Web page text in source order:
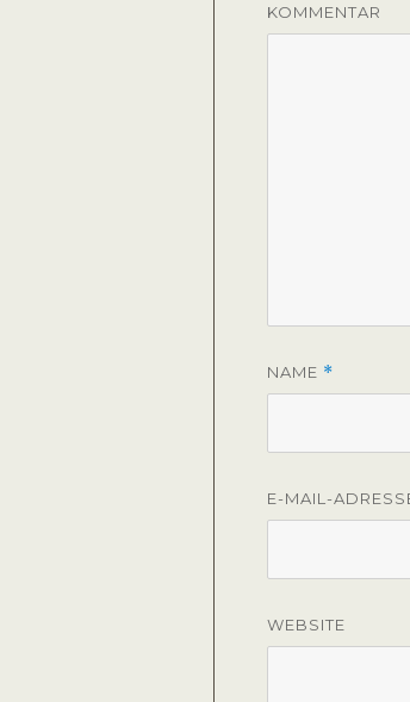
KOMMENTAR
NAME *
E-MAIL-
WEBSITE